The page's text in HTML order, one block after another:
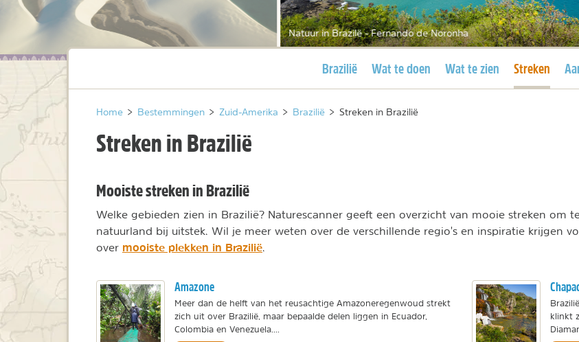
Natuur in Brazilë - Fernando de Noronha
Huidige pagina
Brazilië Wat te doen Wat te zien Huidige
Streken
Home > Bestemmingen > Zuid-Amerika > Brazilië > Streken in Brazilië
Streken in Brazilië
Mooiste streken in Brazilië
Welke gebieden zien in Brazilië? Naturescanner geeft een overzicht van mooie streken om
natuurland bij uitstek. Wil je meer weten over de verschillende regio's en inspiratie krijgen
over mooiste plekken in Brazilië.
Amazone
Meer dan de helft van het reusachtige Amazoneregenwoud strekt
zich uit over Brazilië, maar bepaalde delen liggen in Ecuador,
Colombia en Venezuela....
klinkt